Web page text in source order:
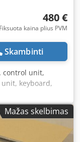
480 €
Fiksuota kaina plius PVM
Skambinti
, control unit,
keyboard,
Crjdpfx Aegr E
control desk
-Type:
safety switch -
kg
Mažas skelbimas